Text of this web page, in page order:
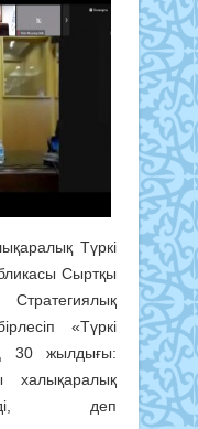
Түркі
Сыртқы
«Түркі
30 жылдығы:
халықаралық
деп